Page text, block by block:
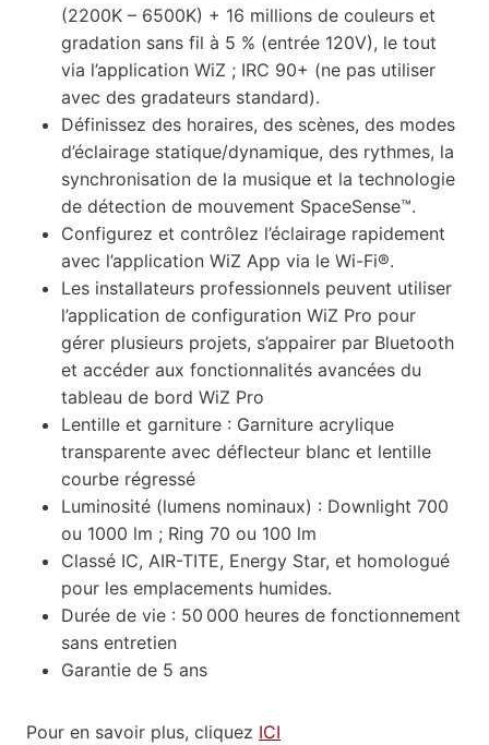
(2200K – 6500K) + 16 millions de couleurs et
gradation sans fil à 5 % (entrée 120V), le tout
via l’application WiZ ; IRC 90+ (ne pas utiliser
avec des gradateurs standard).
Définissez des horaires, des scènes, des modes
d’éclairage statique/dynamique, des rythmes, la
synchronisation de la musique et la technologie
de détection de mouvement SpaceSense™.
Configurez et contrôlez l’éclairage rapidement
avec l’application WiZ App via le Wi-Fi®.
Les installateurs professionnels peuvent utiliser
l’application de configuration WiZ Pro pour
gérer plusieurs projets, s’appairer par Bluetooth
et accéder aux fonctionnalités avancées du
tableau de bord WiZ Pro
Lentille et garniture : Garniture acrylique
transparente avec déflecteur blanc et lentille
courbe régressé
Luminosité (lumens nominaux) : Downlight 700
ou 1000 lm ; Ring 70 ou 100 lm
Classé IC, AIR-TITE, Energy Star, et homologué
pour les emplacements humides.
Durée de vie : 50 000 heures de fonctionnement
sans entretien
Garantie de 5 ans
Pour en savoir plus, cliquez ICI